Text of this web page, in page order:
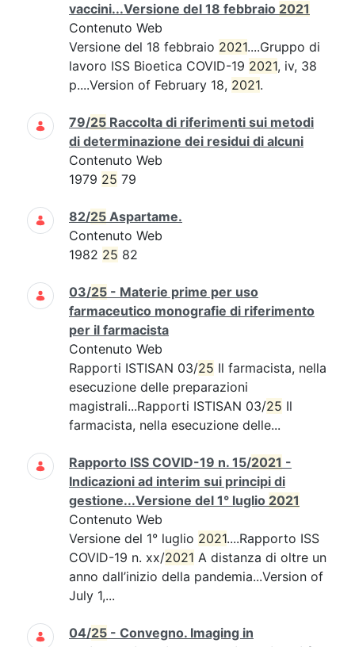
vaccini...Versione del 18 febbraio 2021
Contenuto Web
Versione del 18 febbraio 2021....Gruppo di
lavoro ISS Bioetica COVID-19 2021, iv, 38
p....Version of February 18, 2021.
79/25 Raccolta di riferimenti sui metodi
di determinazione dei residui di alcuni
Contenuto Web
1979 25 79
82/25 Aspartame.
Contenuto Web
1982 25 82
03/25 - Materie prime per uso
farmaceutico monografie di riferimento
per il farmacista
Contenuto Web
Rapporti ISTISAN 03/25 Il farmacista, nella
esecuzione delle preparazioni
magistrali...Rapporti ISTISAN 03/25 Il
farmacista, nella esecuzione delle...
Rapporto ISS COVID-19 n. 15/2021 -
Indicazioni ad interim sui principi di
gestione...Versione del 1° luglio 2021
Contenuto Web
Versione del 1° luglio 2021....Rapporto ISS
COVID-19 n. xx/2021 A distanza di oltre un
anno dall’inizio della pandemia...Version of
July 1,...
04/25 - Convegno. Imaging in